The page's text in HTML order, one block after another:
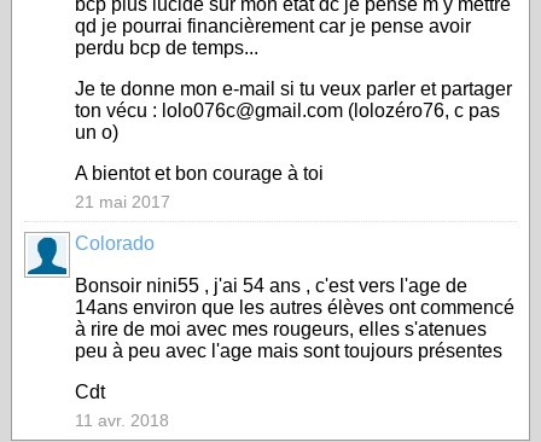
bcp plus lucide sur mon état dc je pense m y mettre
qd je pourrai financièrement car je pense avoir
perdu bcp de temps...
Je te donne mon e-mail si tu veux parler et partager
ton vécu : lolo076c@gmail.com (lolozéro76, c pas
un o)
A bientot et bon courage à toi
21 mai 2017
Colorado
Bonsoir nini55 , j'ai 54 ans , c'est vers l'age de
14ans environ que les autres élèves ont commencé
à rire de moi avec mes rougeurs, elles s'atenues
peu à peu avec l'age mais sont toujours présentes
Cdt
11 avr. 2018